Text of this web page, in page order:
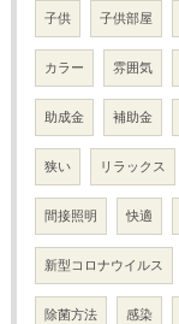
子供 子供部屋
カラー 雰囲気
助成金 補助金
狭い リラックス
間接照明 快適
新型コロナウイルス
除菌方法 感染